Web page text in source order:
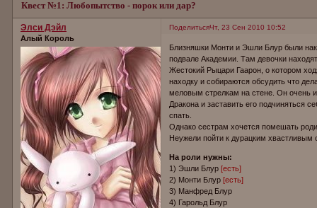
Квест №1: Любопытство - порок или дар?
ПоделитьсяЧт, 23 Сен 2010 10:52
Элси Дэйл
Алый Король
Близняшки Монти и Эшли Блур были
подвале Академии. Там девочки
Жестокий Рыцари Гаарон, о котором
находку и собираются обсудить что
меловым стрелкам на стене. Он очень
Дракона и заставить его подчиняться
спать.
Однако сестрам хочется помешать
Неужели пойти к дурацким хвастливым
На роли нужны:
1) Эшли Блур[есть]
2) Монти Блур[есть]
3) Манфред Блур
4) Гарольд Блур